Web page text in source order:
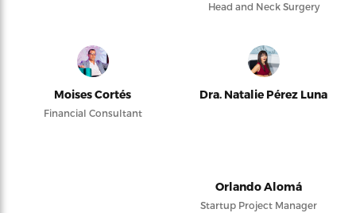
Head and Neck Surgery
Moises Cortés
Financial Consultant
Dra. Natalie Pérez Luna
Orlando Alomá
Startup Project Manager